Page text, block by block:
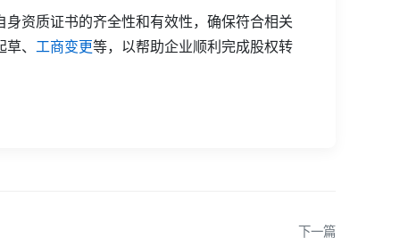
身资质证书的齐全性和有效性，确保符合相关
、 工商变更等，以帮助企业顺利完成股权转
下一篇